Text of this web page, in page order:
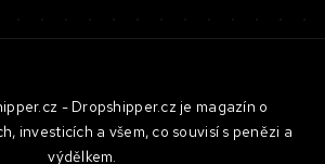
- Dropshipper.cz je magazín o
investicích a všem, co souvisí s penězi a
výdělkem.